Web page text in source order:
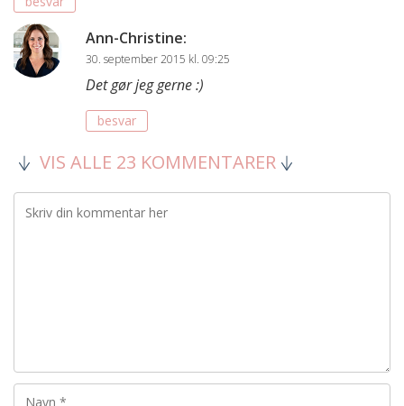
Ann-Christine:
30. september 2015 kl. 09:25
Det gør jeg gerne :)
besvar
VIS ALLE 23 KOMMENTARER